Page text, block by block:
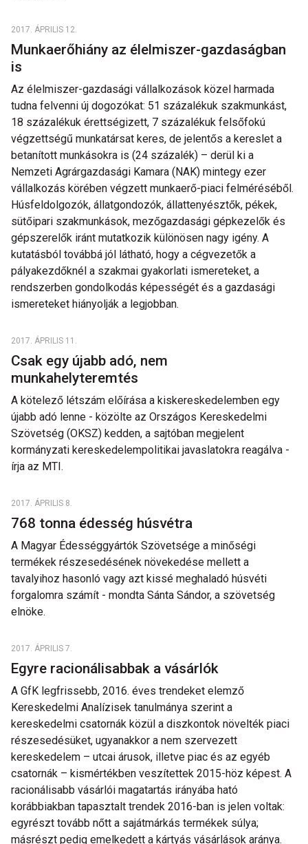
2017. ÁPRILIS 12.
Munkaerőhiány az élelmiszer-gazdaságban
is
Az élelmiszer-gazdasági vállalkozások közel harmada
tudna felvenni új dogozókat: 51 százalékuk szakmunkást,
18 százalékuk érettségizett, 7 százalékuk felsőfokú
végzettségű munkatársat keres, de jelentős a kereslet a
betanított munkásokra is (24 százalék) – derül ki a
Nemzeti Agrárgazdasági Kamara (NAK) mintegy ezer
vállalkozás körében végzett munkaerő-piaci felméréséből.
Húsfeldolgozók, állatgondozók, állattenyésztők, pékek,
sütőipari szakmunkások, mezőgazdasági gépkezelők és
gépszerelők iránt mutatkozik különösen nagy igény. A
kutatásból továbbá jól látható, hogy a cégvezetők a
pályakezdőknél a szakmai gyakorlati ismereteket, a
rendszerben gondolkodás képességét és a gazdasági
ismereteket hiányolják a legjobban.
2017. ÁPRILIS 11.
Csak egy újabb adó, nem
munkahelyteremtés
A kötelező létszám előírása a kiskereskedelemben egy
újabb adó lenne - közölte az Országos Kereskedelmi
Szövetség (OKSZ) kedden, a sajtóban megjelent
kormányzati kereskedelempolitikai javaslatokra reagálva -
írja az MTI.
2017. ÁPRILIS 8.
768 tonna édesség húsvétra
A Magyar Édességgyártók Szövetsége a minőségi
termékek részesedésének növekedése mellett a
tavalyihoz hasonló vagy azt kissé meghaladó húsvéti
forgalomra számít - mondta Sánta Sándor, a szövetség
elnöke.
2017. ÁPRILIS 7.
Egyre racionálisabbak a vásárlók
A GfK legfrissebb, 2016. éves trendeket elemző
Kereskedelmi Analízisek tanulmánya szerint a
kereskedelmi csatornák közül a diszkontok növelték piaci
részesedésüket, ugyanakkor a nem szervezett
kereskedelem – utcai árusok, illetve piac és az egyéb
csatornák – kismértékben veszítettek 2015-höz képest. A
racionálisabb vásárlói magatartás irányába ható
korábbiakban tapasztalt trendek 2016-ban is jelen voltak:
egyrészt tovább nőtt a sajátmárkás termékek súlya;
másrészt pedig emelkedett a kártyás vásárlások aránya.